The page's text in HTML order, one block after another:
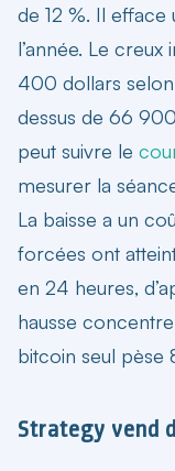
de 12 %. Il efface
l’année. Le
400 dollars
dessus de 66
peut suivre le
mesurer la
La baisse a un
forcées ont
en 24 heures,
hausse
bitcoin seul pèse
Strategy vend